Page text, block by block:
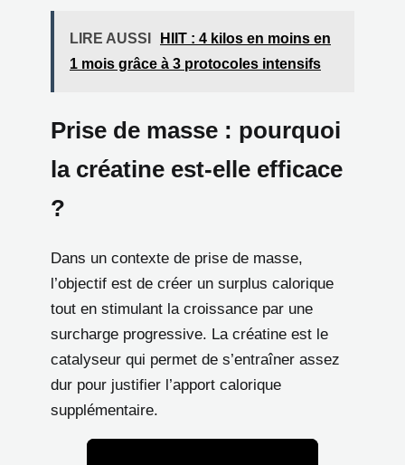
LIRE AUSSI
HIIT : 4 kilos en moins en
1 mois grâce à 3 protocoles intensifs
Prise de masse : pourquoi
la créatine est-elle efficace
?
Dans un contexte de prise de masse,
l’objectif est de créer un surplus calorique
tout en stimulant la croissance par une
surcharge progressive. La créatine est le
catalyseur qui permet de s’entraîner assez
dur pour justifier l’apport calorique
supplémentaire.